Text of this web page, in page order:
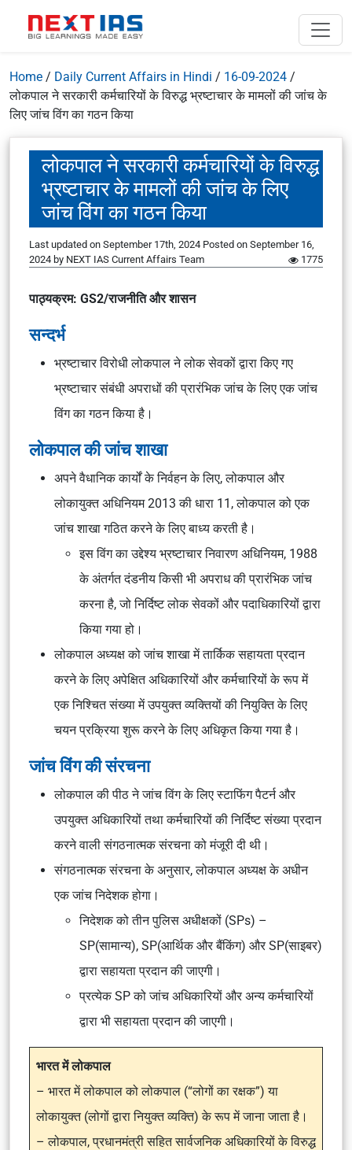
Home / Daily Current Affairs in Hindi / 16-09-2024 /
लोकपाल ने सरकारी कर्मचारियों के विरुद्ध भ्रष्टाचार के मामलों की जांच के
लिए जांच विंग का गठन किया
लोकपाल ने सरकारी कर्मचारियों के विरुद्ध
भ्रष्टाचार के मामलों की जांच के लिए
जांच विंग का गठन किया
Last updated on September 17th, 2024 Posted on September 16,
2024 by NEXT IAS Current Affairs Team 1775
पाठ्यक्रम: GS2/राजनीति और शासन
सन्दर्भ
भ्रष्टाचार विरोधी लोकपाल ने लोक सेवकों द्वारा किए गए
भ्रष्टाचार संबंधी अपराधों की प्रारंभिक जांच के लिए एक जांच
विंग का गठन किया है।
लोकपाल की जांच शाखा
अपने वैधानिक कार्यों के निर्वहन के लिए, लोकपाल और
लोकायुक्त अधिनियम 2013 की धारा 11, लोकपाल को एक
जांच शाखा गठित करने के लिए बाध्य करती है।
इस विंग का उद्देश्य भ्रष्टाचार निवारण अधिनियम, 1988
के अंतर्गत दंडनीय किसी भी अपराध की प्रारंभिक जांच
करना है, जो निर्दिष्ट लोक सेवकों और पदाधिकारियों द्वारा
किया गया हो।
लोकपाल अध्यक्ष को जांच शाखा में तार्किक सहायता प्रदान
करने के लिए अपेक्षित अधिकारियों और कर्मचारियों के रूप में
एक निश्चित संख्या में उपयुक्त व्यक्तियों की नियुक्ति के लिए
चयन प्रक्रिया शुरू करने के लिए अधिकृत किया गया है।
जांच विंग की संरचना
लोकपाल की पीठ ने जांच विंग के लिए स्टाफिंग पैटर्न और
उपयुक्त अधिकारियों तथा कर्मचारियों की निर्दिष्ट संख्या प्रदान
करने वाली संगठनात्मक संरचना को मंजूरी दी थी।
संगठनात्मक संरचना के अनुसार, लोकपाल अध्यक्ष के अधीन
एक जांच निदेशक होगा।
निदेशक को तीन पुलिस अधीक्षकों (SPs) –
SP(सामान्य), SP(आर्थिक और बैंकिंग) और SP(साइबर)
द्वारा सहायता प्रदान की जाएगी।
प्रत्येक SP को जांच अधिकारियों और अन्य कर्मचारियों
द्वारा भी सहायता प्रदान की जाएगी।
भारत में लोकपाल
– भारत में लोकपाल को लोकपाल (“लोगों का रक्षक”) या
लोकायुक्त (लोगों द्वारा नियुक्त व्यक्ति) के रूप में जाना जाता है।
– लोकपाल, प्रधानमंत्री सहित सार्वजनिक अधिकारियों के विरुद्ध